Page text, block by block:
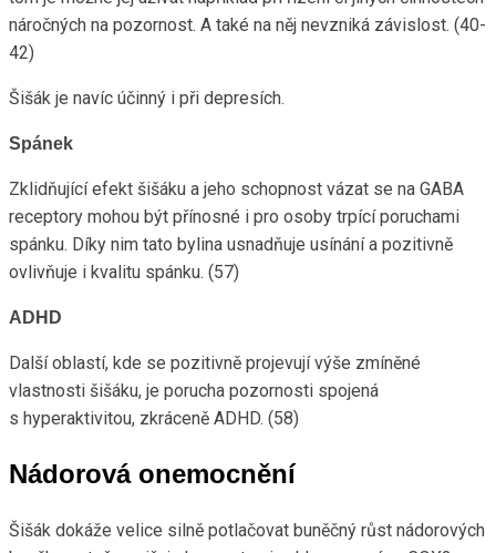
náročných na pozornost. A také na něj nevzniká závislost. (40-
42)
Šišák je navíc účinný i při depresích.
Spánek
Zklidňující efekt šišáku a jeho schopnost vázat se na GABA
receptory mohou být přínosné i pro osoby trpící poruchami
spánku. Díky nim tato bylina usnadňuje usínání a pozitivně
ovlivňuje i kvalitu spánku. (57)
ADHD
Další oblastí, kde se pozitivně projevují výše zmíněné
vlastnosti šišáku, je porucha pozornosti spojená
s hyperaktivitou, zkráceně ADHD. (58)
Nádorová onemocnění
Šišák dokáže velice silně potlačovat buněčný růst nádorových